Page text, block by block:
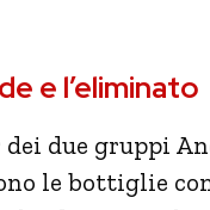
e l’eliminato
dei due gruppi
le bottiglie